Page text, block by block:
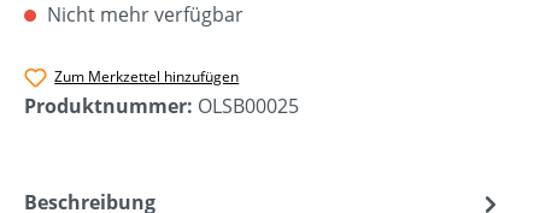
Nicht mehr verfügbar
Zum Merkzettel hinzufügen
Produktnummer: OLSB00025
Beschreibung